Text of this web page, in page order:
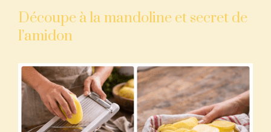
Découpe à la mandoline et secret de
l’amidon